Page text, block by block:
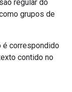
regular do
grupos de
é correspondido
contido no